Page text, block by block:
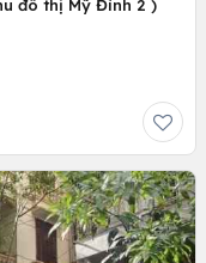
đô thị Mỹ Đình 2 )